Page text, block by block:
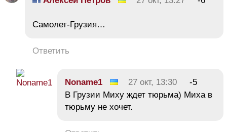
Самолет-Грузия…
Ответить
Noname1 27 окт, 13:30
-5
В Грузии Миху ждет тюрьма) Миха в
тюрьму не хочет.